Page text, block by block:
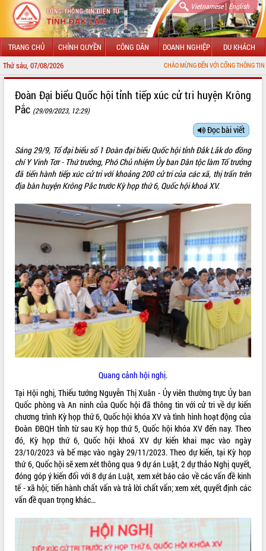
Vietnamese| English
TRANG CHỦ CHÍNH QUYỀN CÔNG DÂN DOANH NGHIỆP DU KHÁCH
Thứ sáu, 07/08/2026 CHÀO MỪNG ĐẾN VỚI CỔNG THÔNG TIN ĐIỆN TỬ TỈNH
LÃNH ĐẠO UBND TỈNH
SỞ, BAN, NGÀNH
UBND CÁC XÃ, PHƯỜNG
THÔNG TIN CHỈ ĐẠO ĐIỀU HÀNH
ĐIỂM TIN VĂN BẢN
QUY HOẠCH - KẾ HOẠCH
Đoàn Đại biểu Quốc hội tỉnh tiếp xúc cử tri huyện Krông
Pắc (29/09/2023, 12:29)
Đọc bài viết
Sáng 29/9, Tổ đại biểu số 1 Đoàn đại biểu Quốc hội tỉnh Đắk Lắk do đồng
chí Y Vinh Tơr - Thứ trưởng, Phó Chủ nhiệm Ủy ban Dân tộc làm Tổ trưởng
đã tiến hành tiếp xúc cử tri với khoảng 200 cử tri của các xã, thị trấn trên
địa bàn huyện Krông Pắc trước Kỳ họp thứ 6, Quốc hội khoá XV.
Quang cảnh hội nghị.
Tại Hội nghị, Thiếu tướng Nguyễn Thị Xuân - Ủy viên thường trực Ủy ban
Quốc phòng và An ninh của Quốc hội đã thông tin với cử tri về dự kiến
chương trình Kỳ họp thứ 6, Quốc hội khóa XV và tình hình hoạt động của
Đoàn ĐBQH tỉnh từ sau Kỳ họp thứ 5, Quốc hội khóa XV đến nay. Theo
đó, Kỳ họp thứ 6, Quốc hội khoá XV dự kiến khai mạc vào ngày
23/10/2023 và bế mạc vào ngày 29/11/2023. Theo dự kiến, tại Kỳ họp
thứ 6, Quốc hội sẽ xem xét thông qua 9 dự án Luật, 2 dự thảo Nghị quyết,
đóng góp ý kiến đối với 8 dự án Luật, xem xét báo cáo về các vấn đề kinh
tế - xã hội; tiến hành chất vấn và trả lời chất vấn; xem xét, quyết định các
vấn đề quan trọng khác…